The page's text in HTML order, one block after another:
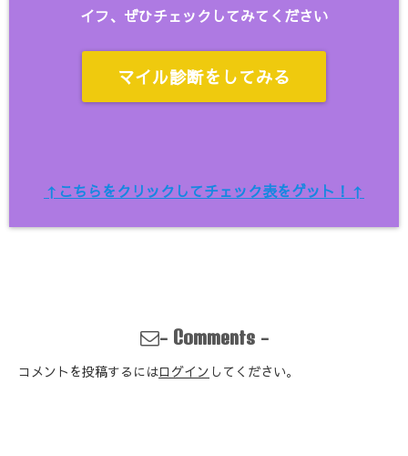
イフ、ぜひチェックしてみてください
マイル診断をしてみる
↑こちらをクリックしてチェック表をゲット！↑
- Comments-
コメントを投稿するにはログイン してください。